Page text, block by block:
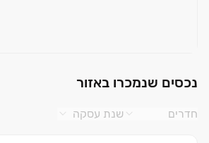
נכסים שנמכרו באזור
חדרים שנת עסקה